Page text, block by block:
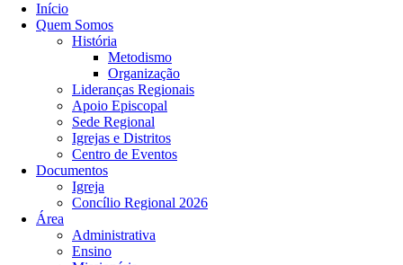
Início
Quem Somos
História
Metodismo
Organização
Lideranças Regionais
Apoio Episcopal
Sede Regional
Igrejas e Distritos
Centro de Eventos
Documentos
Igreja
Concílio Regional 2026
Área
Administrativa
Ensino